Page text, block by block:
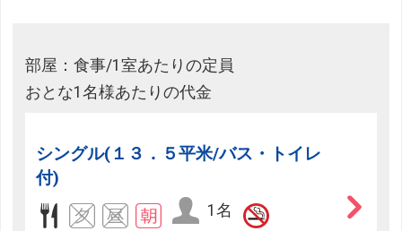
部屋：食事/1室あたりの定員
おとな1名様あたりの代金
シングル(１３．５平米/バス・トイレ
付)
1名